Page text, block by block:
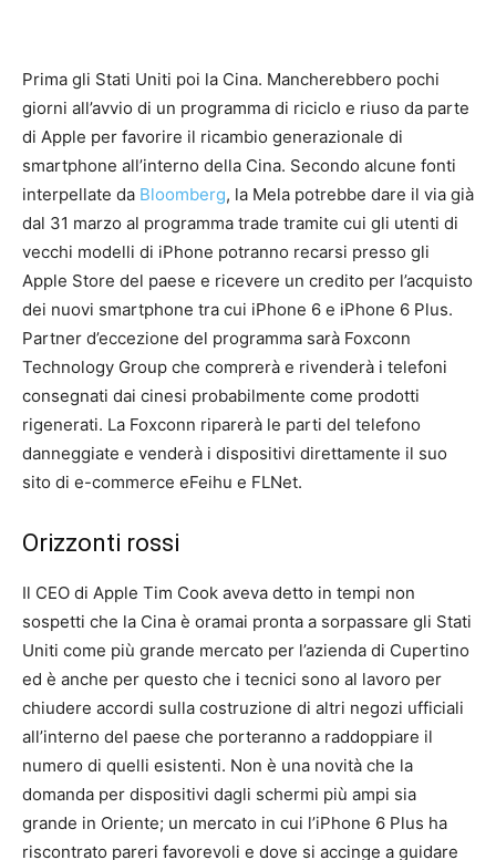
Prima gli Stati Uniti poi la Cina. Mancherebbero pochi
giorni all’avvio di un programma di riciclo e riuso da parte
di Apple per favorire il ricambio generazionale di
smartphone all’interno della Cina. Secondo alcune fonti
interpellate da Bloomberg, la Mela potrebbe dare il via già
dal 31 marzo al programma trade tramite cui gli utenti di
vecchi modelli di iPhone potranno recarsi presso gli
Apple Store del paese e ricevere un credito per l’acquisto
dei nuovi smartphone tra cui iPhone 6 e iPhone 6 Plus.
Partner d’eccezione del programma sarà Foxconn
Technology Group che comprerà e rivenderà i telefoni
consegnati dai cinesi probabilmente come prodotti
rigenerati. La Foxconn riparerà le parti del telefono
danneggiate e venderà i dispositivi direttamente il suo
sito di e-commerce eFeihu e FLNet.
Orizzonti rossi
Il CEO di Apple Tim Cook aveva detto in tempi non
sospetti che la Cina è oramai pronta a sorpassare gli Stati
Uniti come più grande mercato per l’azienda di Cupertino
ed è anche per questo che i tecnici sono al lavoro per
chiudere accordi sulla costruzione di altri negozi ufficiali
all’interno del paese che porteranno a raddoppiare il
numero di quelli esistenti. Non è una novità che la
domanda per dispositivi dagli schermi più ampi sia
grande in Oriente; un mercato in cui l’iPhone 6 Plus ha
riscontrato pareri favorevoli e dove si accinge a guidare